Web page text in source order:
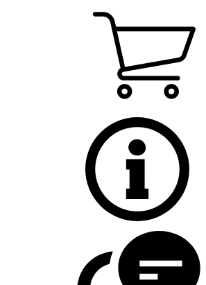
Grußwort
Ortsplan
Partnerschaft
Statistik
Mitteilungsblatt